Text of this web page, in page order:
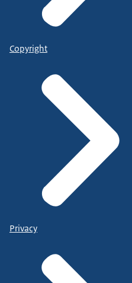
Copyright
Privacy